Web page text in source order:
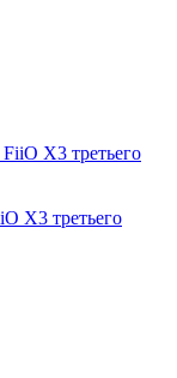
X3 третьего